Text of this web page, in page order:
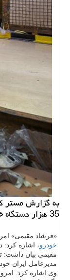
به گزارش مستر
35 هزار دستگاه خودروی ناقص باقی مانده در كف پاركینگ ها تكمیل و عرضه خواهد شد.
«فرشاد مقیمی»
خودرو، اشاره کرد: در
مقیمی بیان داشت:
مدیرعامل ایران
وی اشاره کرد: